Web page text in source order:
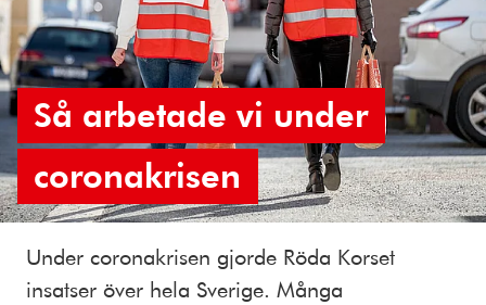
Så arbetade vi under
coronakrisen
Under coronakrisen gjorde Röda Korset
insatser över hela Sverige. Många